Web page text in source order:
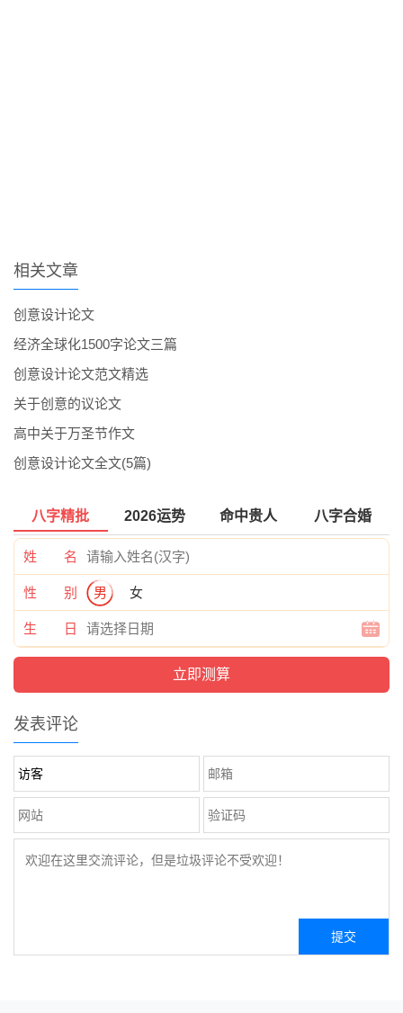
相关文章
创意设计论文
经济全球化1500字论文三篇
创意设计论文范文精选
关于创意的议论文
高中关于万圣节作文
创意设计论文全文(5篇)
八字精批 2026运势 命中贵人 八字合婚
姓 名
性 别 男 女
生 日
发表评论